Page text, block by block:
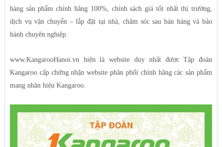
hàng sản phẩm chính hãng 100%, chính sách giá tốt nhất thị trường,
dịch vụ vận chuyển – lắp đặt tại nhà, chăm sóc sau bán hàng và bảo
hành chuyên nghiệp.
www.KangarooHanoi.vn hiện là website duy nhất được Tập đoàn
Kangaroo cấp chứng nhận website phân phối chính hãng các sản phẩm
mang nhãn hiệu Kangaroo.